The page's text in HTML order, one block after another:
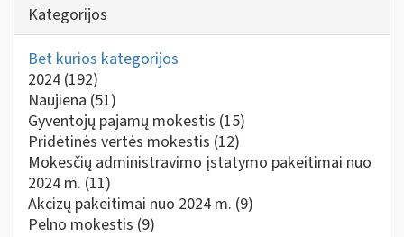
Kategorijos
Bet kurios kategorijos
2024 (192)
Naujiena (51)
Gyventojų pajamų mokestis (15)
Pridėtinės vertės mokestis (12)
Mokesčių administravimo įstatymo pakeitimai nuo
2024 m. (11)
Akcizų pakeitimai nuo 2024 m. (9)
Pelno mokestis (9)